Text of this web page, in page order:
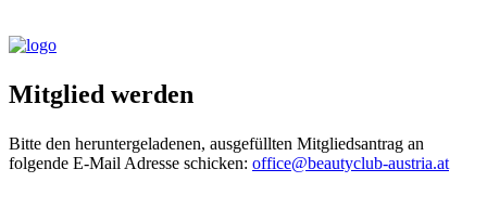
Mitglied werden
Bitte den heruntergeladenen, ausgefüllten Mitgliedsantrag an
folgende E-Mail Adresse schicken: office@beautyclub-austria.at